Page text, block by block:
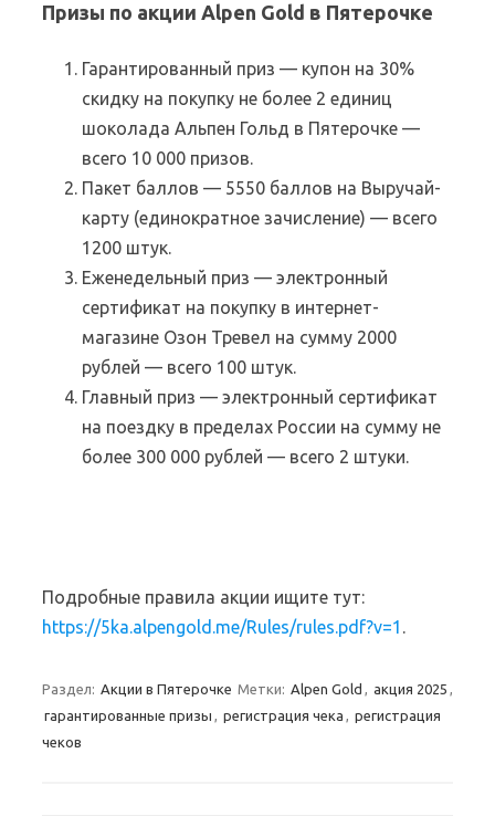
Призы по акции Alpen Gold в Пятерочке
Гарантированный приз — купон на 30%
скидку на покупку не более 2 единиц
шоколада Альпен Гольд в Пятерочке —
всего 10 000 призов.
Пакет баллов — 5550 баллов на Выручай-
карту (единократное зачисление) — всего
1200 штук.
Еженедельный приз — электронный
сертификат на покупку в интернет-
магазине Озон Тревел на сумму 2000
рублей — всего 100 штук.
Главный приз — электронный сертификат
на поездку в пределах России на сумму не
более 300 000 рублей — всего 2 штуки.
Подробные правила акции ищите тут:
https://5ka.alpengold.me/Rules/rules.pdf?v=1 .
Раздел: Акции в Пятерочке Метки: Alpen Gold , акция 2025 ,
гарантированные призы , регистрация чека , регистрация
чеков